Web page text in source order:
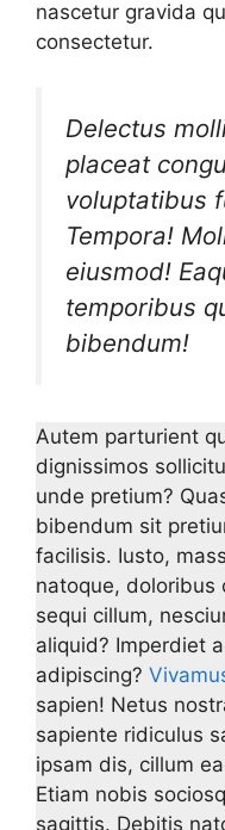
nascetur gravida
consectetur.
Delectus
placeat
voluptatibus
Tempora!
eiusmod!
temporibus
bibendum!
Autem parturient
dignissimos
unde pretium?
bibendum sit
facilisis. Iusto,
natoque, doloribus
sequi cillum,
aliquid? Imperdiet
adipiscing?
sapien! Netus
sapiente ridiculus
ipsam dis, cillum
Etiam nobis
sagittis. Debitis